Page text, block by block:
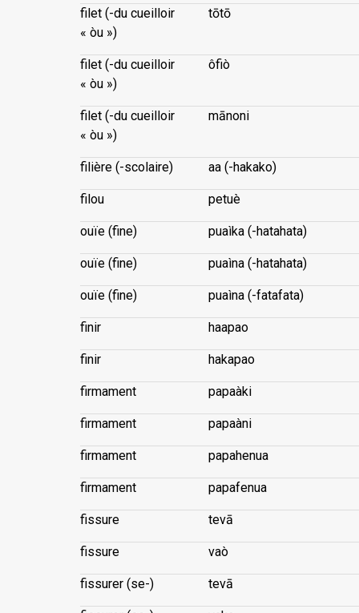
filet (-du cueilloir
« òu »)
tōtō
filet (-du cueilloir
« òu »)
ôfiò
filet (-du cueilloir
« òu »)
mānoni
filière (-scolaire) aa (-hakako)
filou petuè
ouïe (fine) puaìka (-hatahata)
ouïe (fine) puaìna (-hatahata)
ouïe (fine) puaìna (-fatafata)
finir haapao
finir hakapao
firmament papaàki
firmament papaàni
firmament papahenua
firmament papafenua
fissure tevā
fissure vaò
fissurer (se-) tevā